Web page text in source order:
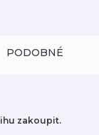
PODOBNÉ
zakoupit.